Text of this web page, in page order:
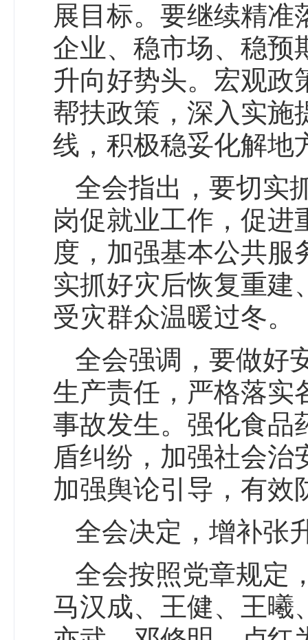
展目标。要继续精准
企业、稳市场、稳预
升向好势头。宏观政
帮扶政策，深入实施
线，积极稳妥化解地
全会指出，要切实
岗促就业工作，促进
度，加强基本公共服
实抓好灾后恢复重建
受灾群众温暖过冬。
全会强调，要做好
生产责任，严格落实
事故发生。强化食品
盾纠纷，加强社会治
加强舆论引导，有效
全会决定，增补张
全会按照党章规定
马汉成、王健、王曦